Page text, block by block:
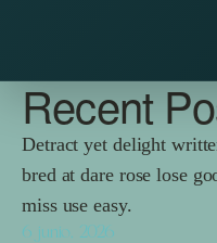
Recent
Detract yet delight
bred at dare rose lose
miss use easy.
6 junio, 2026